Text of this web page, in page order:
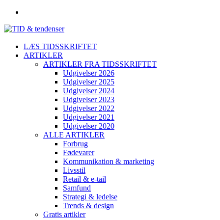
LÆS TIDSSKRIFTET
ARTIKLER
ARTIKLER FRA TIDSSKRIFTET
Udgivelser 2026
Udgivelser 2025
Udgivelser 2024
Udgivelser 2023
Udgivelser 2022
Udgivelser 2021
Udgivelser 2020
ALLE ARTIKLER
Forbrug
Fødevarer
Kommunikation & marketing
Livsstil
Retail & e-tail
Samfund
Strategi & ledelse
Trends & design
Gratis artikler